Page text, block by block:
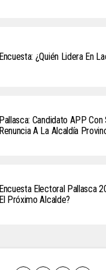
Encuesta: ¿Quién Lidera En
Pallasca: Candidato APP
Renuncia A La Alcaldía
Encuesta Electoral Pallasca
El Próximo Alcalde?